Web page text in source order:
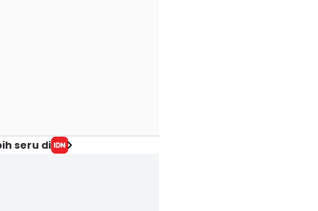
seru di